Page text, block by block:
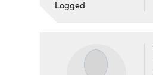
Logged